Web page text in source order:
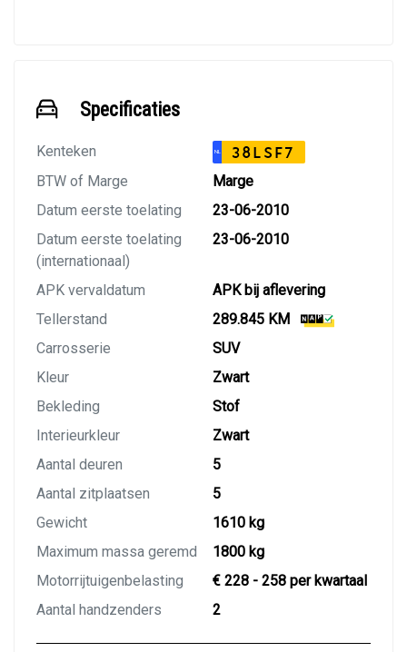
Specificaties
Kenteken NL 38LSF7
BTW of Marge
Marge
Datum eerste toelating
23-06-2010
Datum eerste toelating
(internationaal)
23-06-2010
APK vervaldatum
APK bij aflevering
Tellerstand
289.845 KM
Carrosserie
SUV
Kleur
Zwart
Bekleding
Stof
Interieurkleur
Zwart
Aantal deuren
5
Aantal zitplaatsen
5
Gewicht
1610 kg
Maximum massa geremd
1800 kg
Motorrijtuigenbelasting
€ 228 - 258 per kwartaal
Aantal handzenders
2